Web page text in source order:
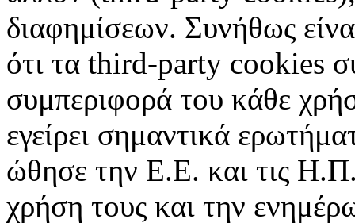
διαφημίσεων. Συνήθως
ότι τα third-party cookies
συμπεριφορά του κάθε
εγείρει σημαντικά
ώθησε την Ε.Ε. και τις
χρήση τους και την